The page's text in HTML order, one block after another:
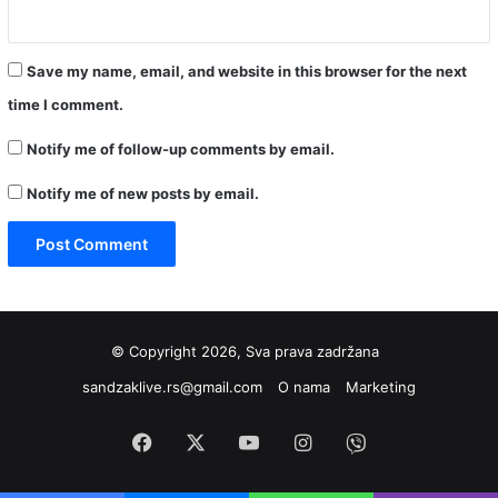
Save my name, email, and website in this browser for the next
time I comment.
Notify me of follow-up comments by email.
Notify me of new posts by email.
© Copyright 2026, Sva prava zadržana
sandzaklive.rs@gmail.com
O nama Marketing
Facebook YouTubeInstagram
Viber